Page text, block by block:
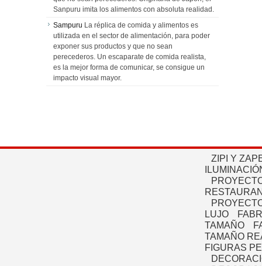
Sanpuru imita los alimentos con absoluta realidad.
Sampuru La réplica de comida y alimentos es
utilizada en el sector de alimentación, para poder
exponer sus productos y que no sean
perecederos. Un escaparate de comida realista,
es la mejor forma de comunicar, se consigue un
impacto visual mayor.
ZIPI Y
LUJO
TAMAÑO
TAMAÑO
FIGURAS